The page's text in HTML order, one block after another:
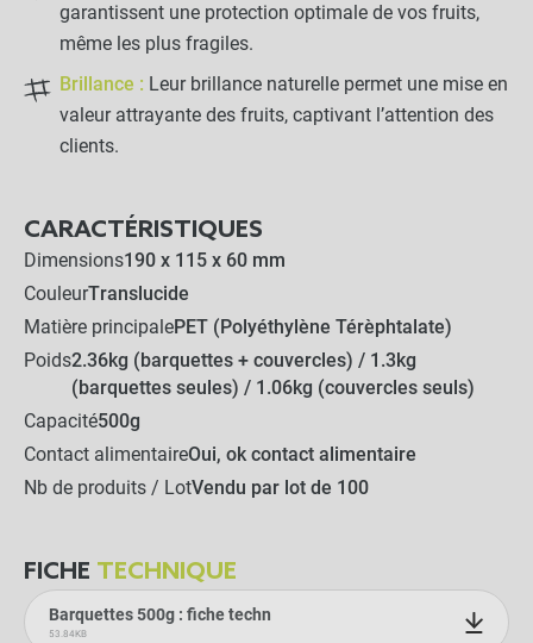
garantissent une protection optimale de vos fruits,
même les plus fragiles.
Brillance : Leur brillance naturelle permet une mise en
valeur attrayante des fruits, captivant l’attention des
clients.
CARACTÉRISTIQUES
Dimensions190 x 115 x 60 mm
CouleurTranslucide
Matière principalePET (Polyéthylène Térèphtalate)
Poids2.36kg (barquettes + couvercles) / 1.3kg
(barquettes seules) / 1.06kg (couvercles seuls)
Capacité500g
Contact alimentaireOui, ok contact alimentaire
Nb de produits / LotVendu par lot de 100
FICHE TECHNIQUE
Barquettes 500g : fiche techn
53.84KB